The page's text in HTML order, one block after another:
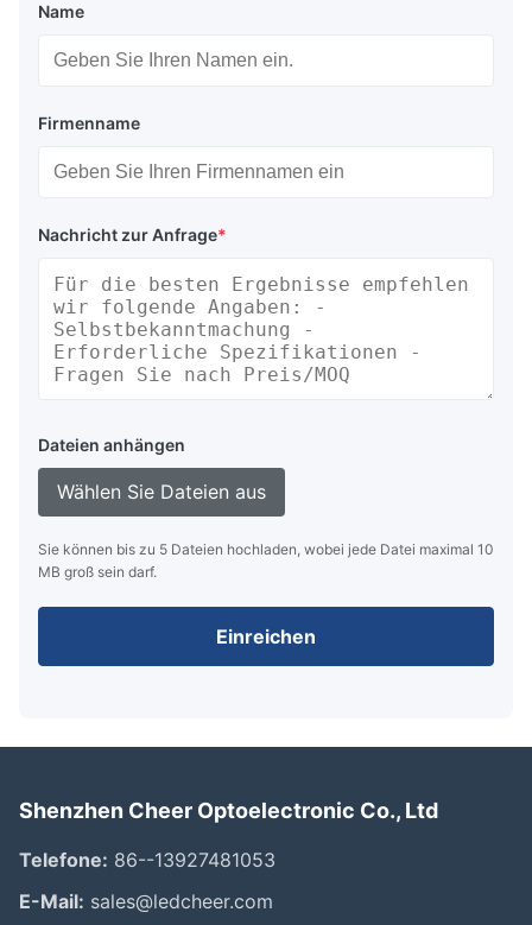
Name
Firmenname
Nachricht zur Anfrage*
Dateien anhängen
Wählen Sie Dateien aus
Sie können bis zu 5 Dateien hochladen, wobei jede Datei maximal 10
MB groß sein darf.
Einreichen
Shenzhen Cheer Optoelectronic Co., Ltd
Telefone: 86--13927481053
E-Mail: sales@ledcheer.com